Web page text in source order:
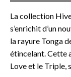
La collection
s’enrichit d’un
la rayure Tonga
étincelant. Cette
Love et le Triple,